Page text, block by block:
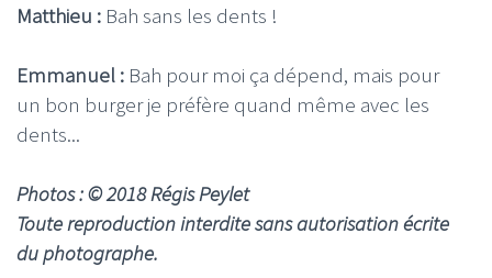
Matthieu : Bah sans les dents !
Emmanuel : Bah pour moi ça dépend, mais pour
un bon burger je préfère quand même avec les
dents...
Photos : © 2018 Régis Peylet
Toute reproduction interdite sans autorisation écrite
du photographe.